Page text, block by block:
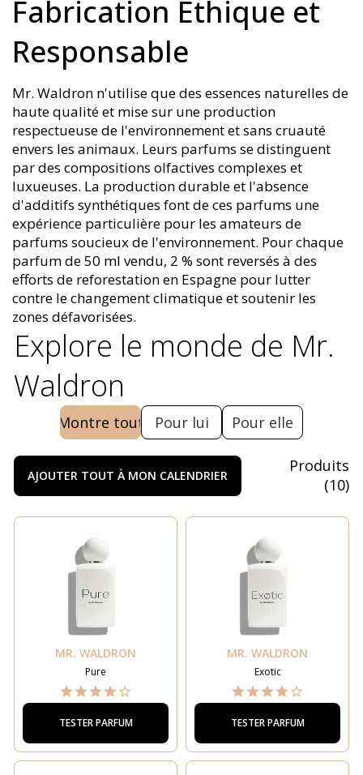
Fabrication Éthique et
Responsable
Mr. Waldron n'utilise que des essences naturelles de
haute qualité et mise sur une production
respectueuse de l'environnement et sans cruauté
envers les animaux. Leurs parfums se distinguent
par des compositions olfactives complexes et
luxueuses. La production durable et l'absence
d'additifs synthétiques font de ces parfums une
expérience particulière pour les amateurs de
parfums soucieux de l'environnement. Pour chaque
parfum de 50 ml vendu, 2 % sont reversés à des
efforts de reforestation en Espagne pour lutter
contre le changement climatique et soutenir les
zones défavorisées.
Explore le monde de Mr.
Waldron
Montre tout Pour lui Pour elle
AJOUTER TOUT À MON CALENDRIER
Produits
(10)
MR. WALDRON
Pure
TESTER PARFUM
MR. WALDRON
Exotic
TESTER PARFUM